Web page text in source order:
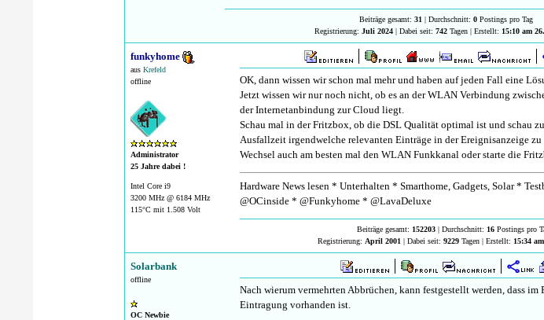
Beiträge gesamt:31 | Durchschnitt:0 Postings pro Tag
Registrierung: Juli 2024| Dabei seit: 742Tagen | Erstellt: 15:10 am
funkyhome
ausKrefeld
offline
Administrator
25 Jahre dabei !
Intel Core i9
3200 MHz @ 6184 MHz
115°C mit 1.508 Volt
OK, dann wissen wir schon mal mehr und haben auf jeden Fall eine
Jetzt wissen wir nur noch nicht, ob es an der WLAN Verbindung
der Internetanbindung zur Cloud liegt.
Schau mal in der Fritzbox, ob die DSL Qualität optimal ist und schau
Ausfallzeit irgendwelche relevanten Einträge in der Ereignisanzeige
Wechsel auch am besten mal den WLAN Funkkanal oder starte die
Hardware News lesen * Unterhalten * Smarthome, Gadgets, Solar *
@OCinside * @Funkyhome * @LavaDeluxe
Beiträge gesamt: 152203 | Durchschnitt: 16 Postings pro
Registrierung: April 2001 | Dabei seit: 9229Tagen | Erstellt: 15:34
Solarbank
offline
OC Newbie
Nach wierum vermehrten Abbrüchen, kann festgestellt werden, dass
Eintragung vorhanden ist.